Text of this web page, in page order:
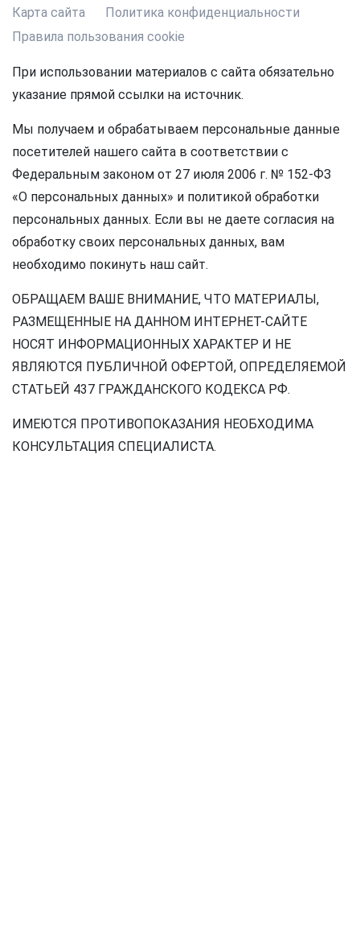
Карта сайта
Политика конфиденциальности
Правила пользования cookie
При использовании материалов с сайта обязательно
указание прямой ссылки на источник.
Мы получаем и обрабатываем персональные данные
посетителей нашего сайта в соответствии с
Федеральным законом от 27 июля 2006 г. № 152-ФЗ
«О персональных данных» и политикой обработки
персональных данных. Если вы не даете согласия на
обработку своих персональных данных, вам
необходимо покинуть наш сайт.
ОБРАЩАЕМ ВАШЕ ВНИМАНИЕ, ЧТО МАТЕРИАЛЫ,
РАЗМЕЩЕННЫЕ НА ДАННОМ ИНТЕРНЕТ-САЙТЕ
НОСЯТ ИНФОРМАЦИОННЫХ ХАРАКТЕР И НЕ
ЯВЛЯЮТСЯ ПУБЛИЧНОЙ ОФЕРТОЙ, ОПРЕДЕЛЯЕМОЙ
СТАТЬЕЙ 437 ГРАЖДАНСКОГО КОДЕКСА РФ.
ИМЕЮТСЯ ПРОТИВОПОКАЗАНИЯ НЕОБХОДИМА
КОНСУЛЬТАЦИЯ СПЕЦИАЛИСТА.